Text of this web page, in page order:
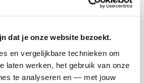
dat je onze website bezoekt.
en vergelijkbare technieken om
laten werken, het gebruik van onze
te analyseren en — met jouw
badges